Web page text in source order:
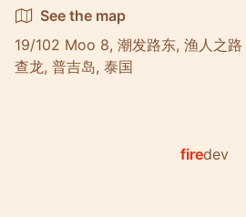
See the map
19/102 Moo 8, 潮发路东, 渔人之路
查龙, 普吉岛, 泰国
firedev